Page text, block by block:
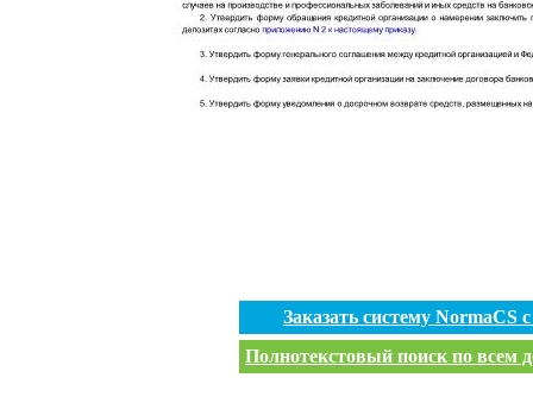
Заказать систему
Полнотекстовый поиск по всем